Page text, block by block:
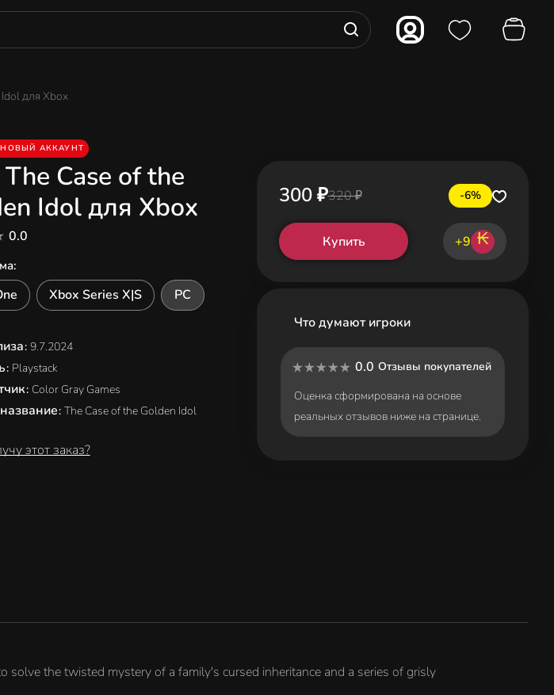
Idol для Xbox
АККАУНТ
Case of the
Idol для Xbox
0.0
:
Xbox Series X|S PC
: 9.7.2024
: Playstack
: Color Gray Games
: The Case of the Golden Idol
этот заказ?
300 ₽320 ₽ -6%
Купить +9 ₭
Что думают игроки
0.0 Отзывы покупателей
Оценка сформирована на основе
реальных отзывов ниже на странице.
the twisted mystery of a family's cursed inheritance and a series of grisly